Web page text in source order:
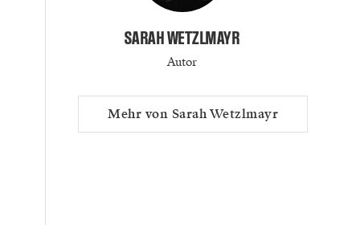
SARAH WETZLMAYR
Autor
Mehr von Sarah Wetzlmayr